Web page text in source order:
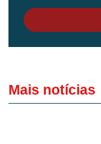
Mais notícias